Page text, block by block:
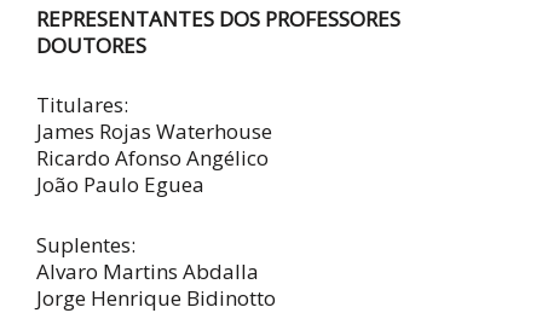
REPRESENTANTES DOS PROFESSORES
DOUTORES
Titulares:
James Rojas Waterhouse
Ricardo Afonso Angélico
João Paulo Eguea
Suplentes:
Alvaro Martins Abdalla
Jorge Henrique Bidinotto